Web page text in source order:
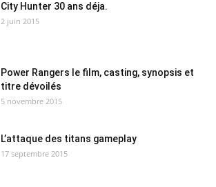
City Hunter 30 ans déja.
2 juin 2015
Power Rangers le film, casting, synopsis et
titre dévoilés
5 novembre 2015
L’attaque des titans gameplay
17 septembre 2015